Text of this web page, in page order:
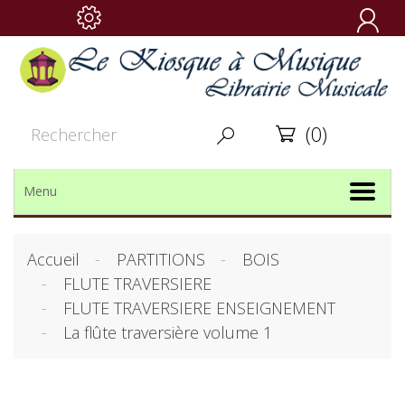

  (0)
Menu
Accueil PARTITIONS
BOIS
FLUTE TRAVERSIERE
FLUTE TRAVERSIERE ENSEIGNEMENT
La flûte traversière volume 1